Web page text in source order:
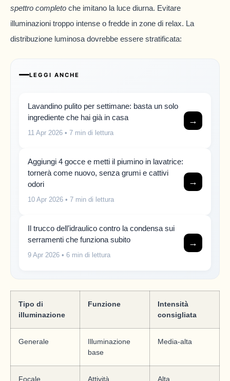
spettro completo che imitano la luce diurna. Evitare
illuminazioni troppo intense o fredde in zone di relax. La
distribuzione luminosa dovrebbe essere stratificata:
LEGGI ANCHE
Lavandino pulito per settimane: basta un solo
ingrediente che hai già in casa
11 Apr 2026 • 7 min di lettura
→
Aggiungi 4 gocce e metti il piumino in lavatrice:
tornerà come nuovo, senza grumi e cattivi
odori
10 Apr 2026 • 7 min di lettura
→
Il trucco dell’idraulico contro la condensa sui
serramenti che funziona subito
9 Apr 2026 • 6 min di lettura
→
Tipo di
illuminazione
Funzione
Intensità
consigliata
Generale
Illuminazione
base
Media-alta
Focale Attività Alta